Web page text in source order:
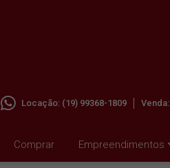
Comprar Empreendimentos
Locação: (19) 99368-1809 Venda: